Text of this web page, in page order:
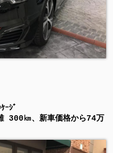
ｰｼﾞ
300㎞、新車価格から74万